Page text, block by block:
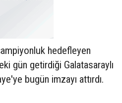
hedefleyen
gün getirdiği Galatasaraylı
bugün imzayı attırdı.